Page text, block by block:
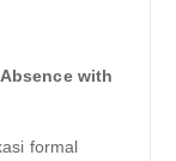
with
formal